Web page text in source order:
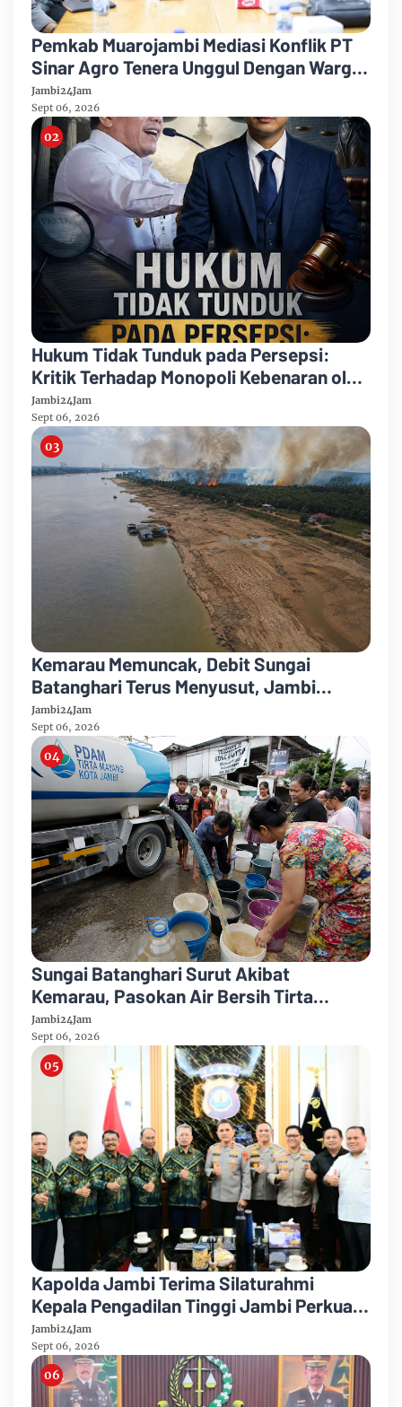
Pemkab Muarojambi Mediasi Konflik PT
Sinar Agro Tenera Unggul Dengan Warga
Sipin Teluk Duren
Jambi24Jam
Sept 06, 2026
Hukum Tidak Tunduk pada Persepsi:
Kritik Terhadap Monopoli Kebenaran oleh
Media dan Aktivis
Jambi24Jam
Sept 06, 2026
Kemarau Memuncak, Debit Sungai
Batanghari Terus Menyusut, Jambi
Hadapi Ancaman Krisis Air Bersih dan
Karhutla
Jambi24Jam
Sept 06, 2026
Sungai Batanghari Surut Akibat
Kemarau, Pasokan Air Bersih Tirta
Mayang Jambi Keruh
Jambi24Jam
Sept 06, 2026
Kapolda Jambi Terima Silaturahmi
Kepala Pengadilan Tinggi Jambi Perkuat
Sinergi Antar Lembaga
Jambi24Jam
Sept 06, 2026